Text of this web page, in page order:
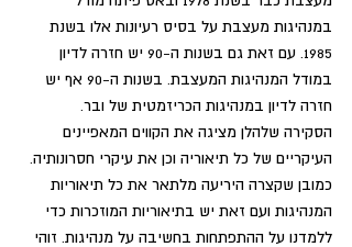
במנהיגות מעצבת על בסיס רעיונות אלו בשנת
1985. עם זאת גם בשנות ה-90 יש חזרה לדיון
במודל המנהיגות המעצבת. בשנות ה-90 אף יש
חזרה לדיון במנהיגות הכריזמטית של ובר.
הסקירה שלהלן מציגה את הקווים המאפיינים
העיקריים של כל תיאוריה וכן את עיקרי חסרונותיה.
כמובן שקצרה היריעה מלתאר את כל תיאוריות
המנהיגות ועם זאת יש בתיאוריות המוזכרות כדי
ללמדנו על ההתפתחות בחשיבה על מנהיגות. זוהי